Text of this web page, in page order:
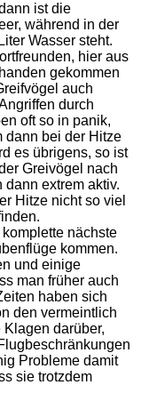
ist die
während in der
Wasser steht.
hier aus
gekommen
auch
durch
oft so in panik,
dann bei der Hitze
es übrigens, so ist
Greivögel nach
extrem aktiv.
Hitze nicht so viel
nächste
kommen.
und einige
man früher auch
haben sich
den vermeintlich
darüber,
Probleme damit
sie trotzdem